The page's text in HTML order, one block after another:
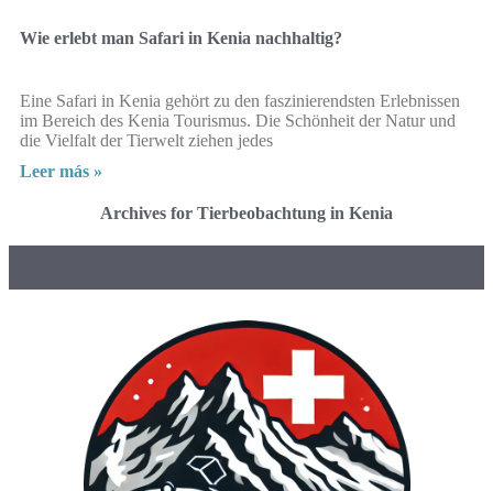
Wie erlebt man Safari in Kenia nachhaltig?
Eine Safari in Kenia gehört zu den faszinierendsten Erlebnissen
im Bereich des Kenia Tourismus. Die Schönheit der Natur und
die Vielfalt der Tierwelt ziehen jedes
Leer más »
Archives for Tierbeobachtung in Kenia